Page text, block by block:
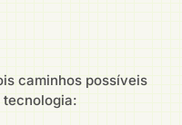
caminhos possíveis